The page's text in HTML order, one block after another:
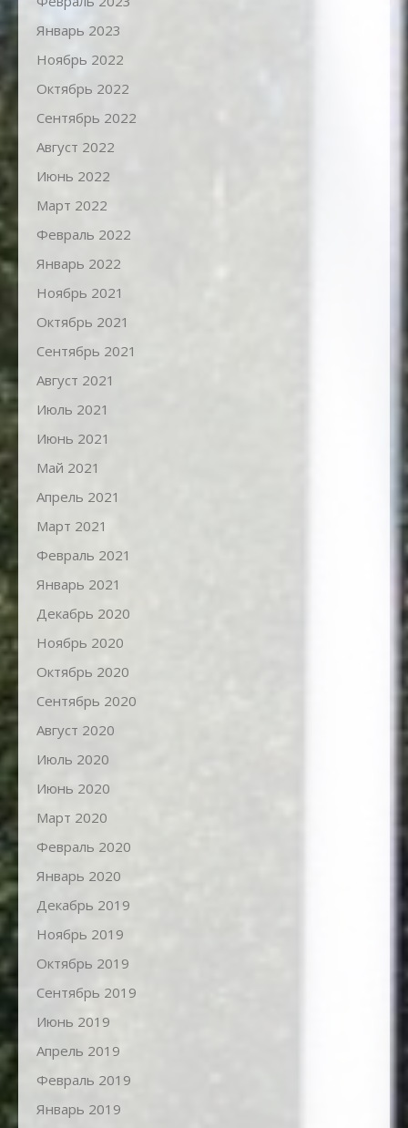
Январь 2023
Ноябрь 2022
Октябрь 2022
Сентябрь 2022
Август 2022
Июнь 2022
Март 2022
Февраль 2022
Январь 2022
Ноябрь 2021
Октябрь 2021
Сентябрь 2021
Август 2021
Июль 2021
Июнь 2021
Май 2021
Апрель 2021
Март 2021
Февраль 2021
Январь 2021
Декабрь 2020
Ноябрь 2020
Октябрь 2020
Сентябрь 2020
Август 2020
Июль 2020
Июнь 2020
Март 2020
Февраль 2020
Январь 2020
Декабрь 2019
Ноябрь 2019
Октябрь 2019
Сентябрь 2019
Июнь 2019
Апрель 2019
Февраль 2019
Январь 2019